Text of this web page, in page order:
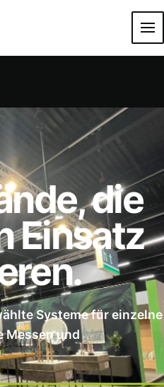
die
Einsatz
Systeme für einzelne
Messen und